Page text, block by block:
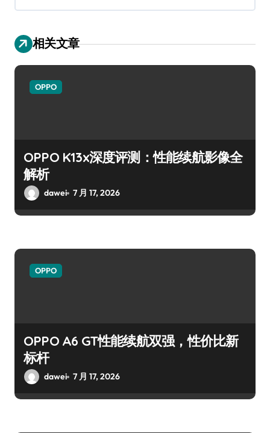
相关文章
OPPO
OPPO K13x深度评测：性能续航影像全
解析
dawei 7 月 17, 2026
OPPO
OPPO A6 GT性能续航双强，性价比新
标杆
dawei 7 月 17, 2026